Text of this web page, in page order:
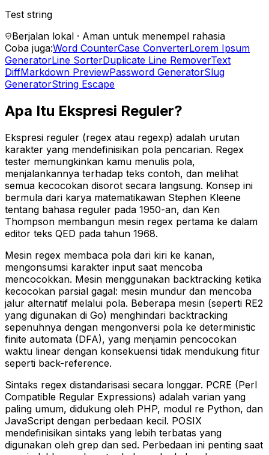
Test string
Berjalan lokal · Aman untuk menempel rahasia
Coba juga:Word CounterCase ConverterLorem Ipsum
GeneratorLine SorterDuplicate Line RemoverText
DiffMarkdown PreviewPassword GeneratorSlug
GeneratorString Escape
Apa Itu Ekspresi Reguler?
Ekspresi reguler (regex atau regexp) adalah urutan
karakter yang mendefinisikan pola pencarian. Regex
tester memungkinkan kamu menulis pola,
menjalankannya terhadap teks contoh, dan melihat
semua kecocokan disorot secara langsung. Konsep ini
bermula dari karya matematikawan Stephen Kleene
tentang bahasa reguler pada 1950-an, dan Ken
Thompson membangun mesin regex pertama ke dalam
editor teks QED pada tahun 1968.
Mesin regex membaca pola dari kiri ke kanan,
mengonsumsi karakter input saat mencoba
mencocokkan. Mesin menggunakan backtracking ketika
kecocokan parsial gagal: mesin mundur dan mencoba
jalur alternatif melalui pola. Beberapa mesin (seperti RE2
yang digunakan di Go) menghindari backtracking
sepenuhnya dengan mengonversi pola ke deterministic
finite automata (DFA), yang menjamin pencocokan
waktu linear dengan konsekuensi tidak mendukung fitur
seperti back-reference.
Sintaks regex distandarisasi secara longgar. PCRE (Perl
Compatible Regular Expressions) adalah varian yang
paling umum, didukung oleh PHP, modul re Python, dan
JavaScript dengan perbedaan kecil. POSIX
mendefinisikan sintaks yang lebih terbatas yang
digunakan oleh grep dan sed. Perbedaan ini penting saat